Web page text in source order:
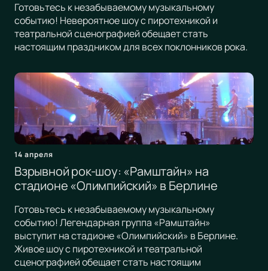
Готовьтесь к незабываемому музыкальному
событию! Невероятное шоу с пиротехникой и
театральной сценографией обещает стать
настоящим праздником для всех поклонников рока.
14 апреля
Взрывной рок-шоу: «Рамштайн» на
стадионе «Олимпийский» в Берлине
Готовьтесь к незабываемому музыкальному
событию! Легендарная группа «Рамштайн»
выступит на стадионе «Олимпийский» в Берлине.
Живое шоу с пиротехникой и театральной
сценографией обещает стать настоящим